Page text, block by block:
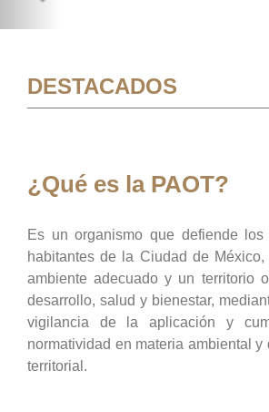
DESTACADOS
¿Qué es la PAOT?
Es un organismo que defiende
habitantes de la Ciudad de
ambiente adecuado y un territorio
desarrollo, salud y bienestar,
vigilancia de la aplicación y
normatividad en materia ambiental y
territorial.